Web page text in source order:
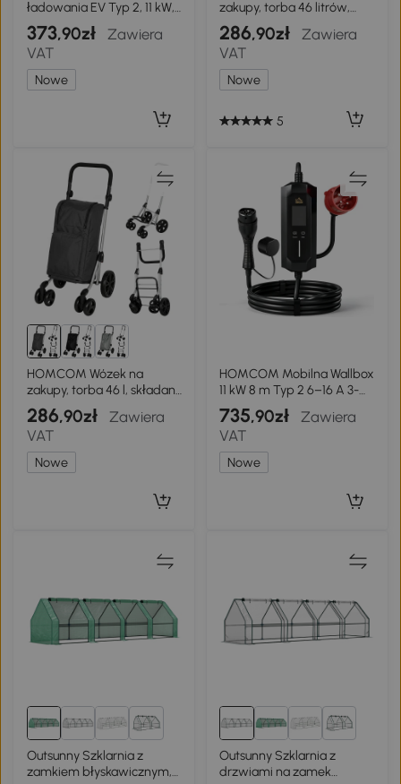
ładowania EV Typ 2, 11 kW,
16 A, Mode 3, 3-fazowy, 5 m
– przedłużacz dla
samochodów
elektrycznych i hybryd
plug-in
373,90zł
Zawiera
VAT
Nowe
zakupy, torba 46 litrów,
składany wózek z kieszenią
chłodzącą, regulowany
uchwyt, rama aluminiowa,
czarny
286,90zł
Zawiera
VAT
Nowe
5
HOMCOM Wózek na
zakupy, torba 46 l, składany
wózek z kieszenią
chłodzącą, regulowany
uchwyt, rama aluminiowa,
ciemnoszary
286,90zł
Zawiera
VAT
Nowe
HOMCOM Mobilna Wallbox
11 kW 8 m Typ 2 6–16 A 3-
fazowy kabel CEE 16A na
Typ 2 z regulowaną mocą i
opóźnieniem startu
735,90zł
Zawiera
VAT
Nowe
Outsunny Szklarnia z
zamkiem błyskawicznym,
Outsunny Szklarnia z
drzwiami na zamek